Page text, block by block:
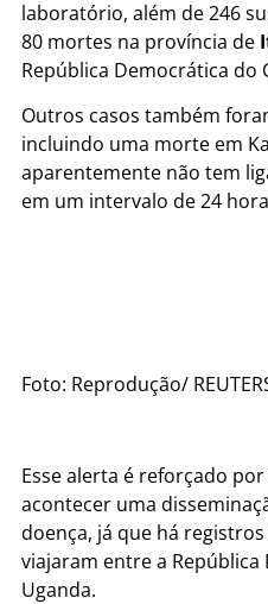
laboratório, além de 246
80 mortes na província de
República Democrática do
Outros casos também
incluindo uma morte em
aparentemente não tem
em um intervalo de 24
Foto: Reprodução/
Esse alerta é reforçado
acontecer uma
doença, já que há
viajaram entre a
Uganda.